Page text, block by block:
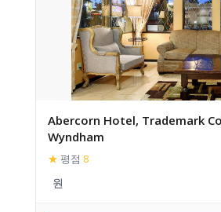
Abercorn Hotel, Trademark
Wyndham
★ 평점 8